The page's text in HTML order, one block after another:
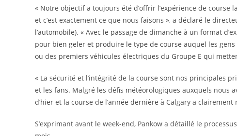
« Notre objectif a toujours été d’offrir l’expérience de
et c’est exactement ce que nous faisons », a déclaré le
l’automobile). « Avec le passage de dimanche à un format
pour bien geler et produire le type de course auquel les gens
ou des premiers véhicules électriques du Groupe E qui
« La sécurité et l’intégrité de la course sont nos principales
et les fans. Malgré les défis météorologiques auxquels nous
d’hier et la course de l’année dernière à Calgary a
S’exprimant avant le week-end, Pankow a détaillé le